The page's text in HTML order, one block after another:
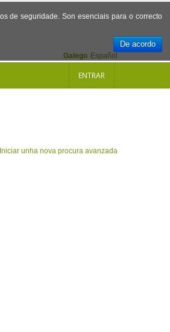
de seguridade. Son esenciais para o correcto
De acordo
Español
Galego
ENTRAR
Iniciar unha nova procura avanzada